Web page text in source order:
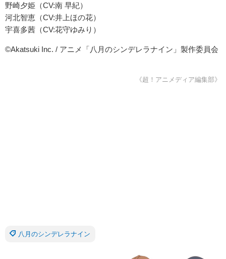
野崎夕姫（CV:南 早紀）
河北智恵（CV:井上ほの花）
宇喜多茜（CV:花守ゆみり）
©Akatsuki Inc. / アニメ「八月のシンデレラナイン」製作委員会
《超！アニメディア編集部》
八月のシンデレラナイン